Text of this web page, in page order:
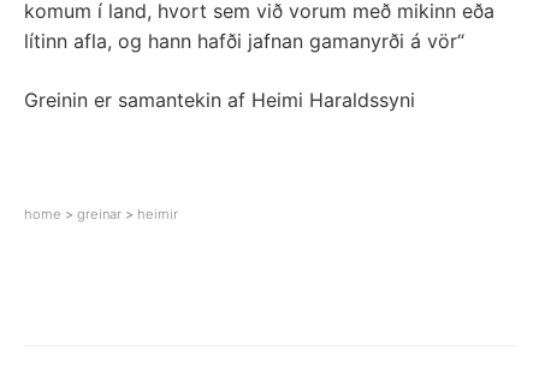
komum í land, hvort sem við vorum með mikinn eða
lítinn afla, og hann hafði jafnan gamanyrði á vör“
Greinin er samantekin af Heimi Haraldssyni
home > greinar > heimir